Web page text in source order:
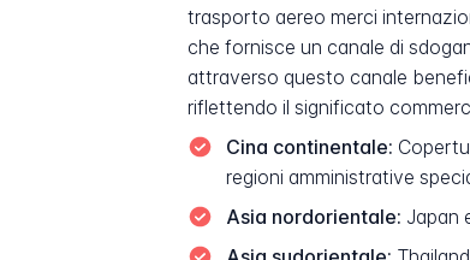
trasporto aereo merci
che fornisce un canale di
attraverso questo canale
riflettendo il significato
Cina continentale:
regioni amministrative
Asia nordorientale: Japan